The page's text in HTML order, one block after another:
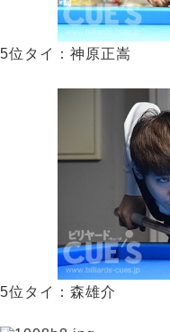
5位タイ：神原正嵩
5位タイ：森雄介